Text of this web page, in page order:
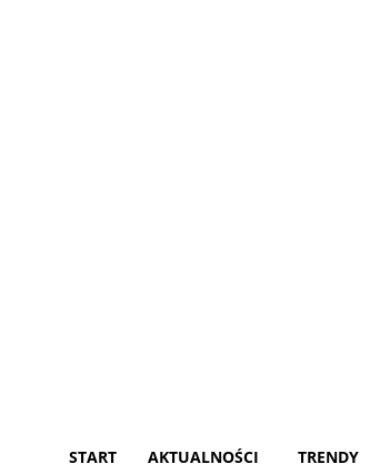
START AKTUALNOŚCI TRENDY